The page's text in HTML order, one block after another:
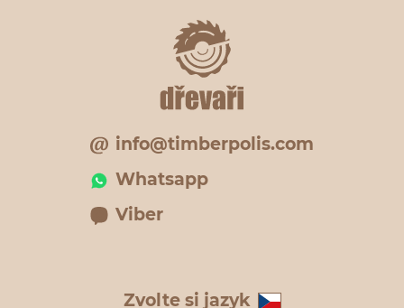
info@timberpolis.com
Whatsapp
Viber
Zvolte si jazyk